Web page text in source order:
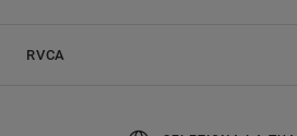
RVCA